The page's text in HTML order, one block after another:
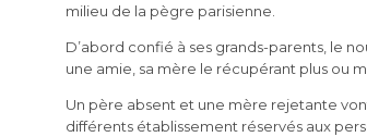
milieu de la pègre parisienne.
D’abord confié à ses grands-parents, le
une amie, sa mère le récupérant plus ou
Un père absent et une mère rejetante
différents établissement réservés aux